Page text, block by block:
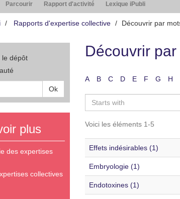
Parcourir Rapport d'activité Lexique iPubli
Rapports d'expertise collective Découvrir par
le dépôt
Ok
plus
des expertises
collectives
Découvrir
A B C D E F G H
Voici les éléments 1-5
Effets indésirables (1)
Embryologie (1)
Endotoxines (1)